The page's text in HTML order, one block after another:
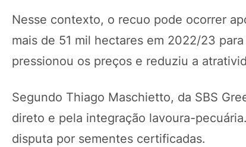
Nesse contexto, o recuo pode ocorrer
mais de 51 mil hectares em 2022/23
pressionou os preços e reduziu a
Segundo Thiago Maschietto, da SBS
direto e pela integração lavoura-
disputa por sementes certificadas.